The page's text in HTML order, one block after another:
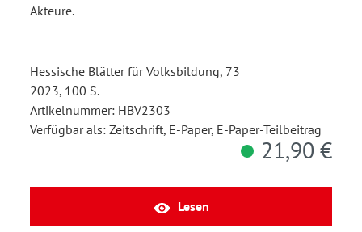
Akteure.
Hessische Blätter für Volksbildung, 73
2023, 100 S.
Artikelnummer: HBV2303
Verfügbar als: Zeitschrift, E-Paper, E-Paper-Teilbeitrag
21,90 €
Lesen